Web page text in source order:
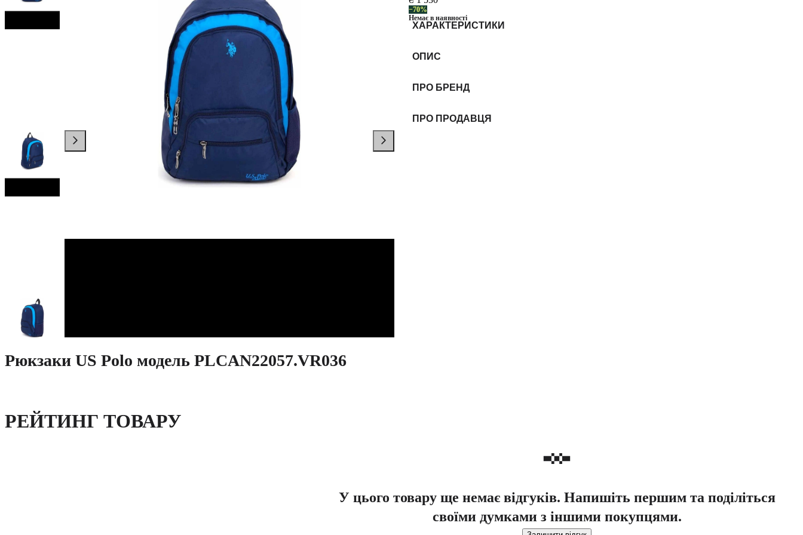
−70%
Немає в наявності
ХАРАКТЕРИСТИКИ
ОПИС
ПРО БРЕНД
ПРО ПРОДАВЦЯ
Рюкзаки US Polo модель PLCAN22057.VR036
РЕЙТИНГ ТОВАРУ
У цього товару ще немає відгуків. Напишіть першим та поділіться
своїми думками з іншими покупцями.